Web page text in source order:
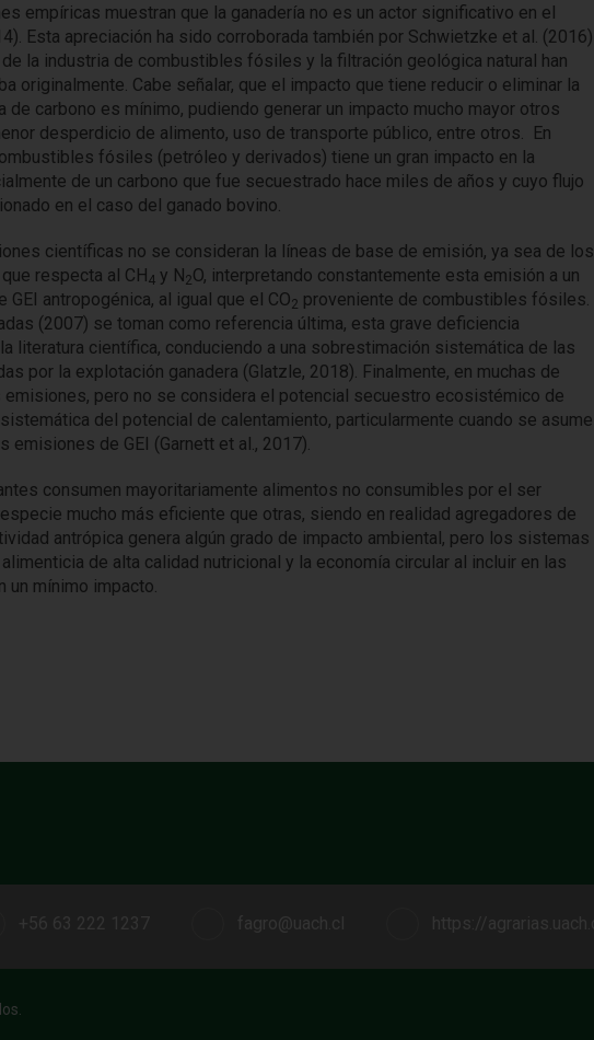
empíricas muestran que la ganadería no es un actor significativo en el
Esta apreciación ha sido corroborada también por Schwietzke et al. (2016)
la industria de combustibles fósiles y la filtración geológica natural han
originalmente. Cabe señalar, que el impacto que tiene reducir o eliminar la
carbono es mínimo, pudiendo generar un impacto mucho mayor otros
desperdicio de alimento, uso de transporte público, entre otros. En
fósiles (petróleo y derivados) tiene un gran impacto en la
de un carbono que fue secuestrado hace miles de años y cuyo flujo
en el caso del ganado bovino.
científicas no se consideran la líneas de base de emisión, ya sea de los
respecta al CH4 y N2O, interpretando constantemente esta emisión a un
antropogénica, al igual que el CO2 proveniente de combustibles fósiles.
(2007) se toman como referencia última, esta grave deficiencia
literatura científica, conduciendo a una sobrestimación sistemática de las
por la explotación ganadera (Glatzle, 2018). Finalmente, en muchas de
pero no se considera el potencial secuestro ecosistémico de
del potencial de calentamiento, particularmente cuando se asume
de GEI (Garnett et al., 2017).
consumen mayoritariamente alimentos no consumibles por el ser
mucho más eficiente que otras, siendo en realidad agregadores de
antrópica genera algún grado de impacto ambiental, pero los sistemas
de alta calidad nutricional y la economía circular al incluir en las
un mínimo impacto.